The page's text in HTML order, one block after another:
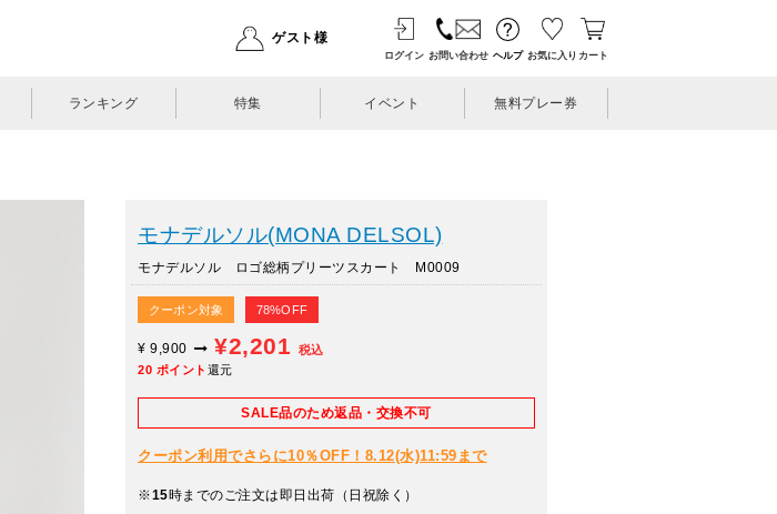
ゲスト様
ログイン お問い合わせ ヘルプ お気に入り カート
ランキング 特集 イベント 無料プレー券
モナデルソル(MONA DELSOL)
モナデルソル ロゴ総柄プリーツスカート M0009
クーポン対象 78%OFF
¥ 9,900 ¥2,201
税込
20 ポイント 還元
SALE品のため返品・交換不可
クーポン利用でさらに10％OFF！8.12(水)11:59まで
※15時までのご注文は即日出荷（日祝除く）